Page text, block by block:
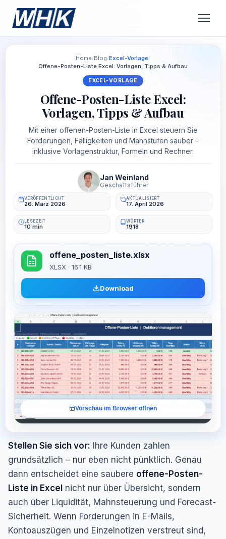
Home/Blog/Excel-Vorlage/
Offene-Posten-Liste Excel: Vorlagen, Tipps & Aufbau
EXCEL-VORLAGE
Offene-Posten-Liste Excel:
Vorlagen, Tipps & Aufbau
Mit einer offenen-Posten-Liste in Excel steuern Sie
Forderungen, Fälligkeiten und Mahnstufen sauber –
inklusive Vorlagenstruktur, Formeln und Rechner.
Jan Weinland
Geschäftsführer
VERÖFFENTLICHT
26. März 2026
AKTUALISIERT
17. April 2026
LESEZEIT
10 min
WÖRTER
1918
offene_posten_liste.xlsx
XLSX · 16.1 KB
Download
Vorschau im Browser öffnen
Stellen Sie sich vor: Ihre Kunden zahlen
grundsätzlich – nur eben nicht pünktlich. Genau
dann entscheidet eine saubere offene-Posten-
Liste in Excel nicht nur über Übersicht, sondern
auch über Liquidität, Mahnsteuerung und Forecast-
Sicherheit. Wenn Forderungen in E-Mails,
Kontoauszügen und Einzelnotizen verstreut sind,